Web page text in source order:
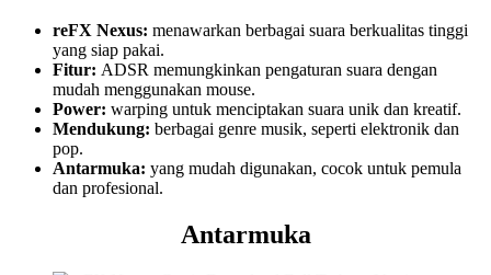
reFX Nexus: menawarkan berbagai suara berkualitas tinggi
yang siap pakai.
Fitur: ADSR memungkinkan pengaturan suara dengan
mudah menggunakan mouse.
Power: warping untuk menciptakan suara unik dan kreatif.
Mendukung: berbagai genre musik, seperti elektronik dan
pop.
Antarmuka: yang mudah digunakan, cocok untuk pemula
dan profesional.
Antarmuka